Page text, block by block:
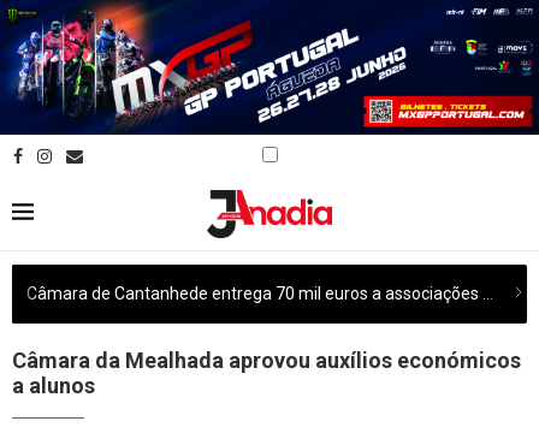
Câmara da Mealhada aprovou auxílios económicos
a alunos